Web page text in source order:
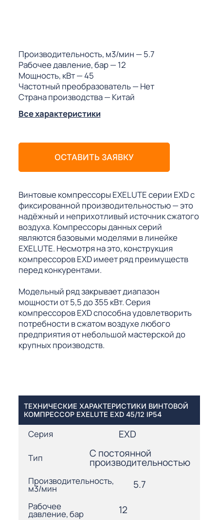
Производительность, м3/мин — 5.7
Рабочее давление, бар— 12
Мощность, кВт— 45
Частотный преобразователь— Нет
Страна производства— Китай
Все характеристики
ОСТАВИТЬ ЗАЯВКУ
Винтовые компрессоры EXELUTE серии EXD с
фиксированной производительностью — это
надёжный и неприхотливый источник сжатого
воздуха. Компрессоры данных серий
являются базовыми моделями в линейке
EXELUTE. Несмотря на это, конструкция
компрессоров EXD имеет ряд преимуществ
перед конкурентами.
Модельный ряд закрывает диапазон
мощности от 5,5 до 355 кВт. Серия
компрессоров EXD способна удовлетворить
потребности в сжатом воздухе любого
предприятия от небольшой мастерской до
крупных производств.
ТЕХНИЧЕСКИЕ ХАРАКТЕРИСТИКИ ВИНТОВОЙ
КОМПРЕССОР EXELUTE EXD 45/12 IP54
Серия EXD
Тип С постоянной
производительностью
Производительность,
м3/мин 5.7
Рабочее
давление, бар 12